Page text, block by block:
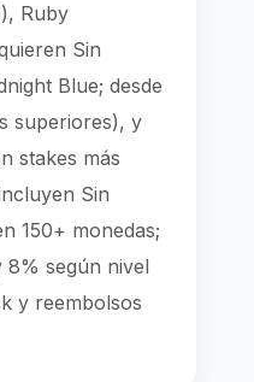
Ruby
Sin
Blue; desde
superiores), y
stakes más
Sin
150+ monedas;
según nivel
y reembolsos